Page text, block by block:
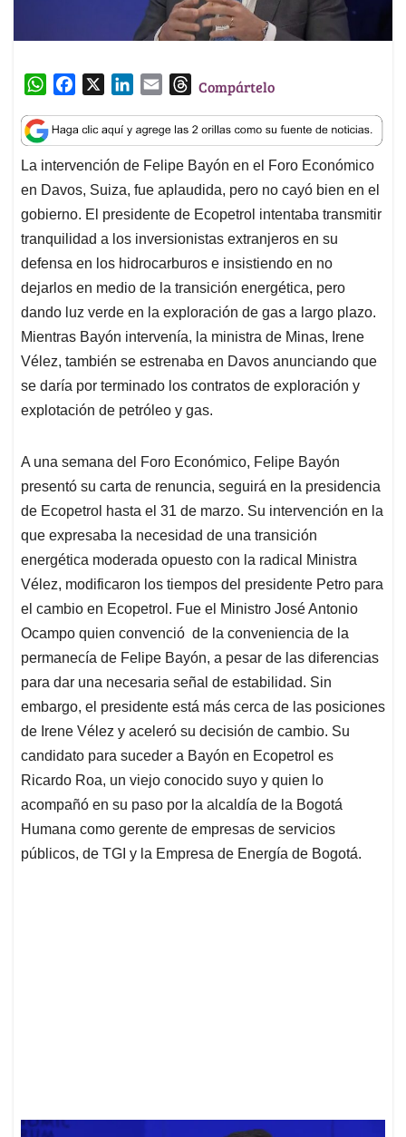
W
a
t
s
A
p
p
c
e
b
o
o
k
n
k
e
d
I
n
a
i
l
T
r
e
a
d
s
Compártelo
La intervención de Felipe Bayón en el Foro Económico
en Davos, Suiza, fue aplaudida, pero no cayó bien en el
gobierno. El presidente de Ecopetrol intentaba transmitir
tranquilidad a los inversionistas extranjeros en su
defensa en los hidrocarburos e insistiendo en no
dejarlos en medio de la transición energética, pero
dando luz verde en la exploración de gas a largo plazo.
Mientras Bayón intervenía, la ministra de Minas, Irene
Vélez, también se estrenaba en Davos anunciando que
se daría por terminado los contratos de exploración y
explotación de petróleo y gas.
A una semana del Foro Económico, Felipe Bayón
presentó su carta de renuncia, seguirá en la presidencia
de Ecopetrol hasta el 31 de marzo. Su intervención en la
que expresaba la necesidad de una transición
energética moderada opuesto con la radical Ministra
Vélez, modificaron los tiempos del presidente Petro para
el cambio en Ecopetrol. Fue el Ministro José Antonio
Ocampo quien convenció de la conveniencia de la
permanecía de Felipe Bayón, a pesar de las diferencias
para dar una necesaria señal de estabilidad. Sin
embargo, el presidente está más cerca de las posiciones
de Irene Vélez y aceleró su decisión de cambio. Su
candidato para suceder a Bayón en Ecopetrol es
Ricardo Roa, un viejo conocido suyo y quien lo
acompañó en su paso por la alcaldía de la Bogotá
Humana como gerente de empresas de servicios
públicos, de TGI y la Empresa de Energía de Bogotá.